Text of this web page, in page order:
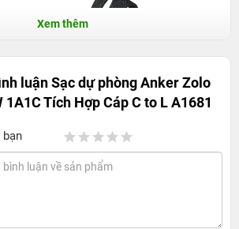
Xem thêm
luậnSạc dự phòng Anker Zolo
Tích Hợp Cáp C to L A1681
bạn